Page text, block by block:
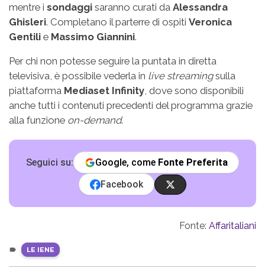
mentre i sondaggi saranno curati da Alessandra
Ghisleri. Completano il parterre di ospiti Veronica
Gentili e Massimo Giannini.
Per chi non potesse seguire la puntata in diretta
televisiva, è possibile vederla in live streamingsulla
piattaforma Mediaset Infinity, dove sono disponibili
anche tutti i contenuti precedenti del programma grazie
alla funzione on-demand.
Seguici su: Google, come Fonte Preferita
Facebook
Fonte: Affaritaliani
LE IENE